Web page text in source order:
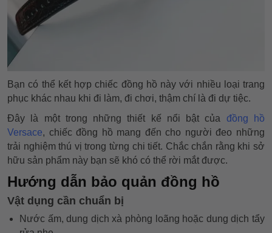
Bạn có thể kết hợp chiếc đồng hồ này với nhiều loại trang
phục khác nhau khi đi làm, đi chơi, thậm chí là đi dự tiệc.
Đây là một trong những thiết kế nổi bật của đồng hồ
Versace, chiếc đồng hồ mang đến cho người đeo những
trải nghiệm thú vị trong từng chi tiết. Chắc chắn rằng khi sở
hữu sản phẩm này bạn sẽ khó có thể rời mắt được.
Hướng dẫn bảo quản đồng hồ
Vật dụng cần chuẩn bị
Nước ấm, dung dịch xà phòng loãng hoặc dung dịch tẩy